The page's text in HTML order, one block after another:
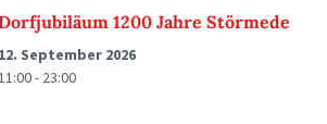
1200 Jahre Störmede
12. September 2026
- 23:00